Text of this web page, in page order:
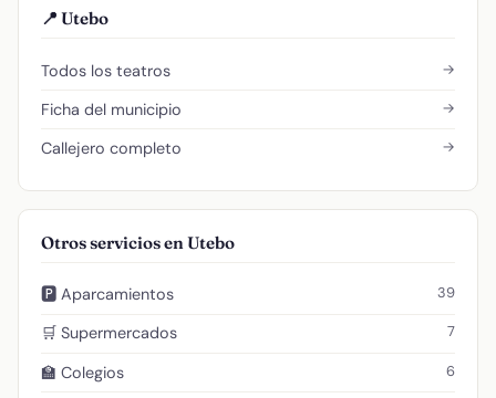
📍 Utebo
Todos los teatros →
Ficha del municipio →
Callejero completo →
Otros servicios en Utebo
🅿️ Aparcamientos 39
🛒 Supermercados 7
🏫 Colegios 6